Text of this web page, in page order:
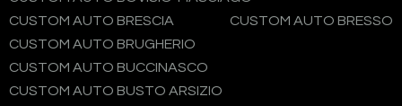
CUSTOM AUTO BRESCIA
CUSTOM AUTO BRESSO
CUSTOM AUTO BRUGHERIO
CUSTOM AUTO BUCCINASCO
CUSTOM AUTO BUSTO ARSIZIO